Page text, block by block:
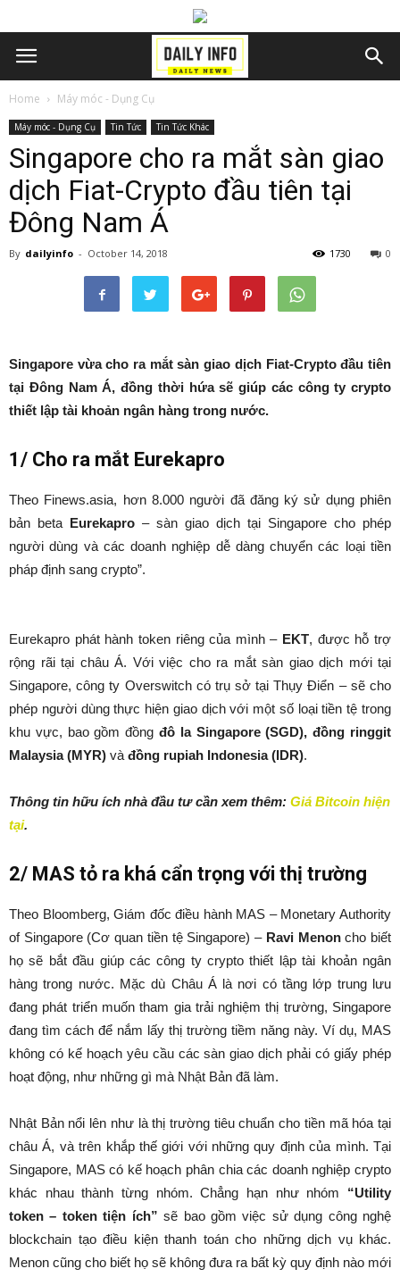
Home Máy móc - Dụng Cụ
Máy móc - Dụng Cụ Tin Tức Tin Tức Khác
Singapore cho ra mắt sàn giao
dịch Fiat-Crypto đầu tiên tại
Đông Nam Á
By dailyinfo - October 14, 2018 0
1730
Singapore vừa cho ra mắt sàn giao dịch Fiat-Crypto đầu tiên
tại Đông Nam Á, đồng thời hứa sẽ giúp các công ty crypto
thiết lập tài khoản ngân hàng trong nước.
1/ Cho ra mắt Eurekapro
Theo Finews.asia, hơn 8.000 người đã đăng ký sử dụng phiên
bản beta Eurekapro – sàn giao dịch tại Singapore cho phép
người dùng và các doanh nghiệp dễ dàng chuyển các loại tiền
pháp định sang crypto”.
Eurekapro phát hành token riêng của mình –EKT, được hỗ trợ
rộng rãi tại châu Á. Với việc cho ra mắt sàn giao dịch mới tại
Singapore, công ty Overswitch có trụ sở tại Thụy Điển – sẽ cho
phép người dùng thực hiện giao dịch với một số loại tiền tệ trong
khu vực, bao gồm đồng đô la Singapore (SGD), đồng ringgit
Malaysia (MYR) và đồng rupiah Indonesia (IDR).
Thông tin hữu ích nhà đầu tư cần xem thêm: Giá Bitcoin hiện
tại.
2/ MAS tỏ ra khá cẩn trọng với thị trường
Theo Bloomberg, Giám đốc điều hành MAS – Monetary Authority
of Singapore (Cơ quan tiền tệ Singapore) – Ravi Menoncho biết
họ sẽ bắt đầu giúp các công ty crypto thiết lập tài khoản ngân
hàng trong nước. Mặc dù Châu Á là nơi có tầng lớp trung lưu
đang phát triển muốn tham gia trải nghiệm thị trường, Singapore
đang tìm cách để nắm lấy thị trường tiềm năng này. Ví dụ, MAS
không có kế hoạch yêu cầu các sàn giao dịch phải có giấy phép
hoạt động, như những gì mà Nhật Bản đã làm.
Nhật Bản nổi lên như là thị trường tiêu chuẩn cho tiền mã hóa tại
châu Á, và trên khắp thế giới với những quy định của mình. Tại
Singapore, MAS có kế hoạch phân chia các doanh nghiệp crypto
khác nhau thành từng nhóm. Chẳng hạn như nhóm “Utility
token – token tiện ích” sẽ bao gồm việc sử dụng công nghệ
blockchain tạo điều kiện thanh toán cho những dịch vụ khác.
Menon cũng cho biết họ sẽ không đưa ra bất kỳ quy định nào mới